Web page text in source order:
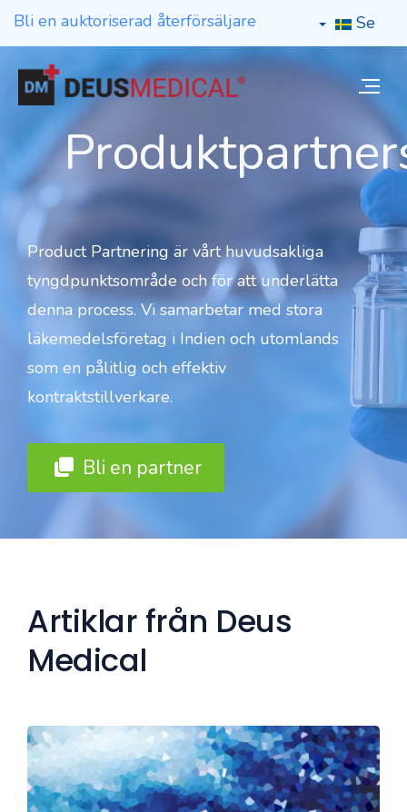
Bli en auktoriserad återförsäljare Se
Product Partnering är vårt huvudsakliga
tyngdpunktsområde och för att underlätta
denna process. Vi samarbetar med stora
läkemedelsföretag i Indien och utomlands
som en pålitlig och effektiv
kontraktstillverkare.
Bli en partner
Artiklar från Deus
Medical